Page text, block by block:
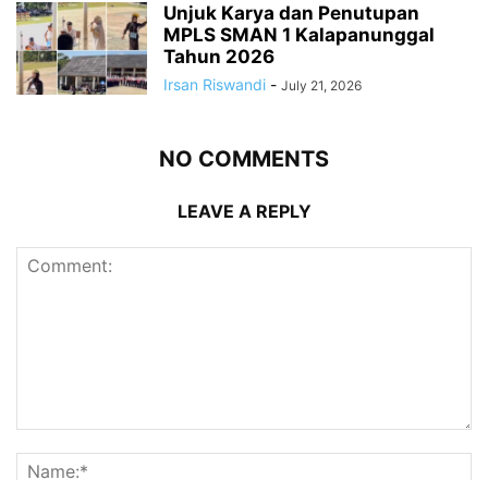
Unjuk Karya dan Penutupan
MPLS SMAN 1 Kalapanunggal
Tahun 2026
Irsan Riswandi - July 21, 2026
NO COMMENTS
LEAVE A REPLY